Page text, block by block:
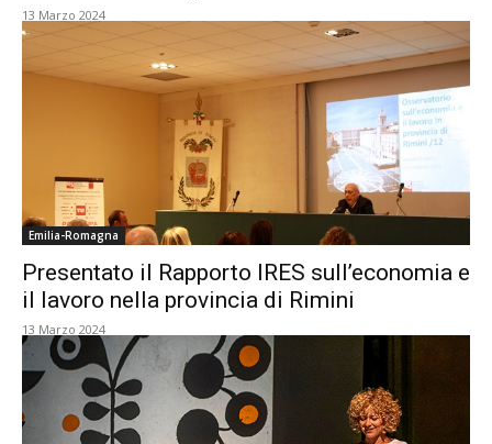
13 Marzo 2024
Emilia-Romagna
Presentato il Rapporto IRES sull’economia e
il lavoro nella provincia di Rimini
13 Marzo 2024